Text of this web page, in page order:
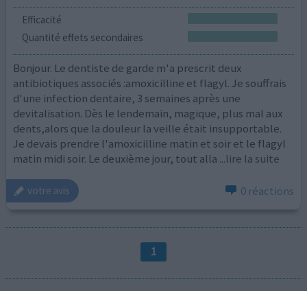
Efficacité
Quantité effets secondaires
Bonjour. Le dentiste de garde m'a prescrit deux
antibiotiques associés :amoxicilline et flagyl. Je souffrais
d'une infection dentaire, 3 semaines après une
devitalisation. Dès le lendemain, magique, plus mal aux
dents,alors que la douleur la veille était insupportable.
Je devais prendre l'amoxicilline matin et soir et le flagyl
matin midi soir. Le deuxième jour, tout alla ...lire la suite
votre avis 0 réactions
1